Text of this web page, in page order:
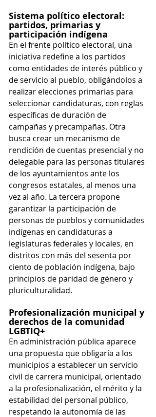
Sistema político electoral:
partidos, primarias y
participación indígena
En el frente político electoral, una
iniciativa redefine a los partidos
como entidades de interés público y
de servicio al pueblo, obligándolos a
realizar elecciones primarias para
seleccionar candidaturas, con reglas
específicas de duración de
campañas y precampañas. Otra
busca crear un mecanismo de
rendición de cuentas presencial y no
delegable para las personas titulares
de los ayuntamientos ante los
congresos estatales, al menos una
vez al año. La tercera propone
garantizar la participación de
personas de pueblos y comunidades
indígenas en candidaturas a
legislaturas federales y locales, en
distritos con más del sesenta por
ciento de población indígena, bajo
principios de paridad de género y
pluriculturalidad.
Profesionalización municipal y
derechos de la comunidad
LGBTIQ+
En administración pública aparece
una propuesta que obligaría a los
municipios a establecer un servicio
civil de carrera municipal, orientado
a la profesionalización, el mérito y la
estabilidad del personal público,
respetando la autonomía de las